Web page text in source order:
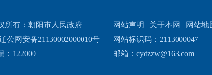
所有：朝阳市人民政府
公网安备21130002000010号
：122000
网站声明 | 关于本网 | 网站地
网站标识码：2113000047
邮箱：cydzzw@163.com